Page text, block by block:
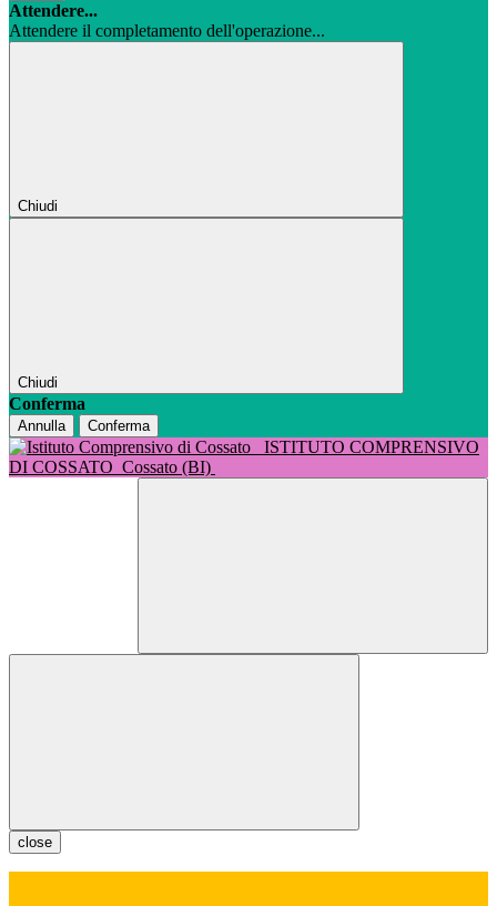
Attendere...
Attendere il completamento dell'operazione...
Chiudi
Chiudi
Conferma
Annulla Conferma
ISTITUTO COMPRENSIVO
DI COSSATO Cossato (BI)
close